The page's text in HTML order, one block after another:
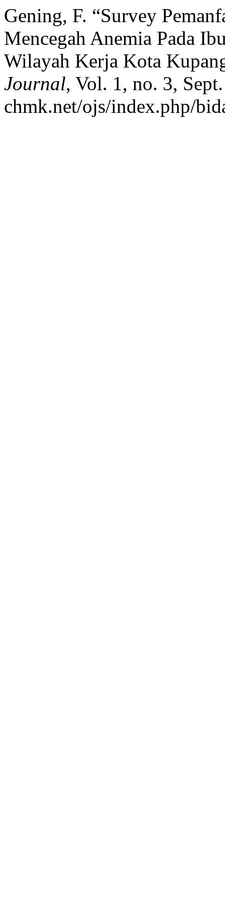
Gening, F. “Survey
Mencegah Anemia Pada
Wilayah Kerja Kota
Journal, Vol. 1, no. 3,
chmk.net/ojs/index.php/